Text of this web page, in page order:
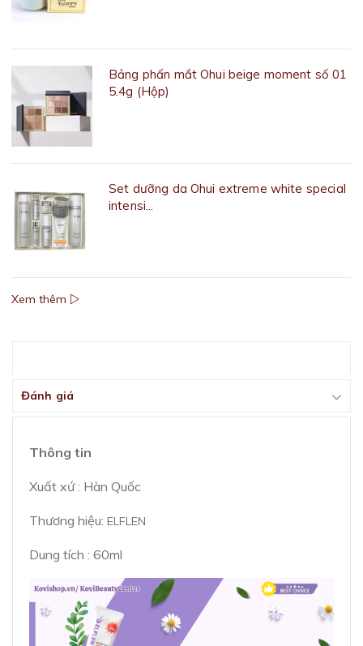
Bảng phấn mắt Ohui beige moment số 01
5.4g (Hộp)
Set dưỡng da Ohui extreme white special
intensi...
Xem thêm
Đánh giá
Thông tin
Xuất xứ : Hàn Quốc
Thương hiệu: ELFLEN
Dung tích : 60ml